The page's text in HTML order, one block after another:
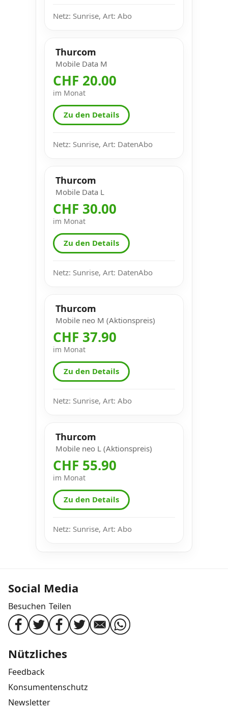
Netz: Sunrise, Art: Abo
Thurcom
Mobile Data M
CHF 20.00
im Monat
Zu den Details
Netz: Sunrise, Art: DatenAbo
Thurcom
Mobile Data L
CHF 30.00
im Monat
Zu den Details
Netz: Sunrise, Art: DatenAbo
Thurcom
Mobile neo M (Aktionspreis)
CHF 37.90
im Monat
Zu den Details
Netz: Sunrise, Art: Abo
Thurcom
Mobile neo L (Aktionspreis)
CHF 55.90
im Monat
Zu den Details
Netz: Sunrise, Art: Abo
Social Media
Besuchen Teilen
Nützliches
Feedback
Konsumentenschutz
Newsletter